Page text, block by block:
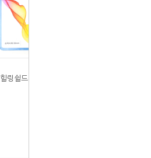
힐링쉴드 가민 포러너 45S 전용 시계보